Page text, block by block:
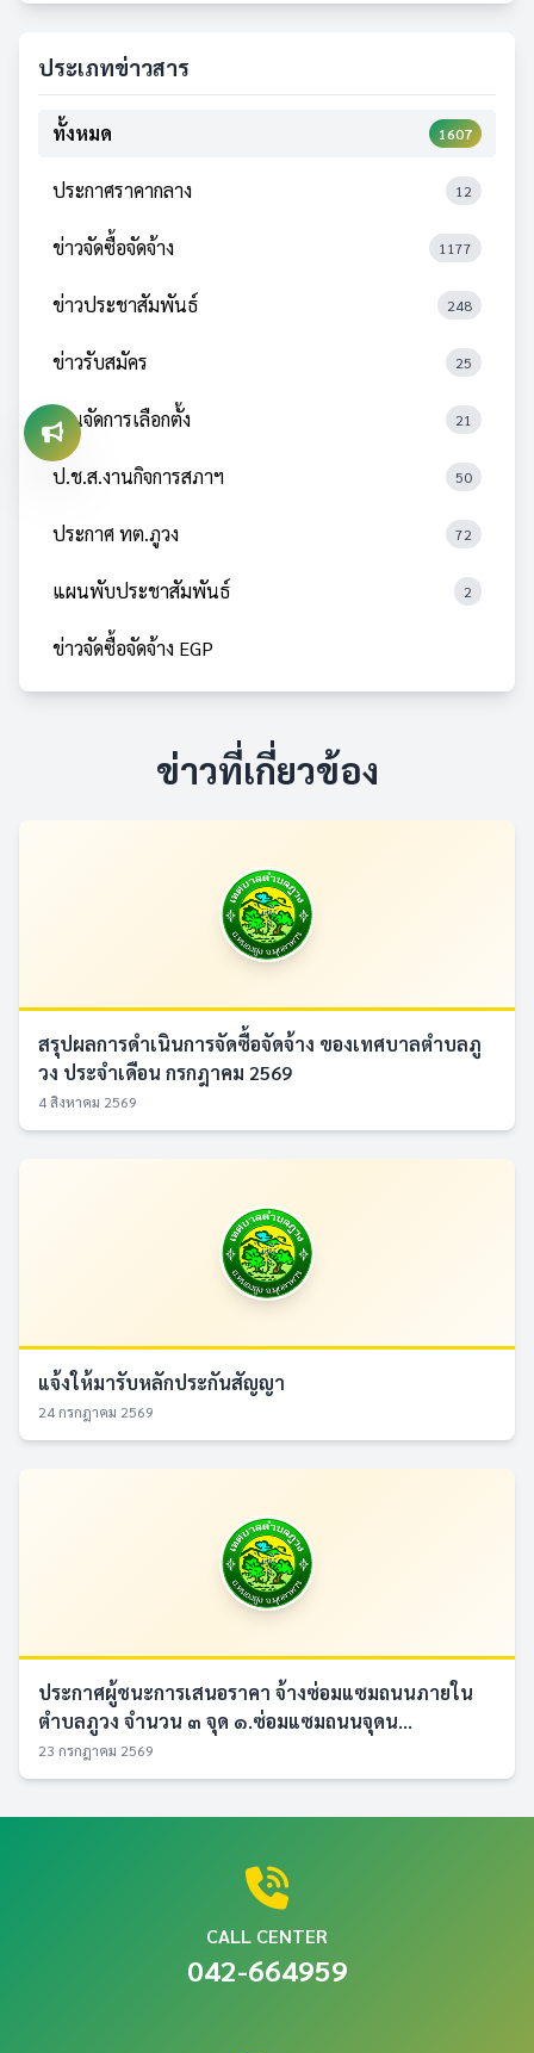
ประเภทข่าวสาร
ทั้งหมด 1607
ประกาศราคากลาง 12
ข่าวจัดซื้อจัดจ้าง 1177
ข่าวประชาสัมพันธ์ 248
ข่าวรับสมัคร 25
งานจัดการเลือกตั้ง 21
ป.ช.ส.งานกิจการสภาฯ 50
ประกาศ ทต.ภูวง 72
แผนพับประชาสัมพันธ์ 2
ข่าวจัดซื้อจัดจ้าง EGP
ข่าวที่เกี่ยวข้อง
สรุปผลการดำเนินการจัดซื้อจัดจ้าง ของเทศบาลตำบลภู
วง ประจำเดือน กรกฎาคม 2569
4 สิงหาคม 2569
แจ้งให้มารับหลักประกันสัญญา
24 กรกฎาคม 2569
ประกาศผู้ชนะการเสนอราคา จ้างซ่อมแซมถนนภายใน
ตำบลภูวง จำนวน ๓ จุด ๑.ซ่อมแซมถนนจุดน...
23 กรกฎาคม 2569
CALL CENTER
042-664959